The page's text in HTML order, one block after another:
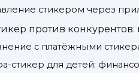
стикером через
против конкурентов:
с платёжными
стикер для детей: